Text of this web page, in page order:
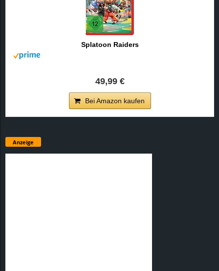
Splatoon Raiders
49,99 €
Bei Amazon kaufen
Anzeige